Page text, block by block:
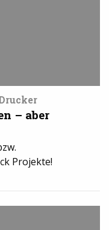
– aber
Projekte!